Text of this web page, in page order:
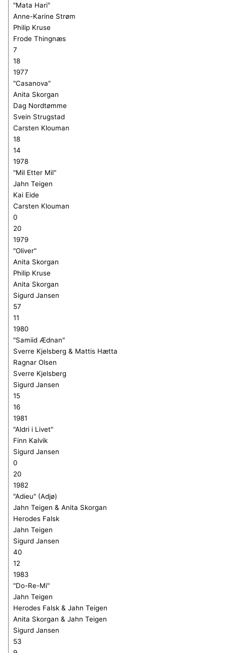
"Mata Hari"
Anne-Karine Strøm
Philip Kruse
Frode Thingnæs
7
18
1977
"Casanova"
Anita Skorgan
Dag Nordtømme
Svein Strugstad
Carsten Klouman
18
14
1978
"Mil Etter Mil"
Jahn Teigen
Kai Eide
Carsten Klouman
0
20
1979
"Oliver"
Anita Skorgan
Philip Kruse
Anita Skorgan
Sigurd Jansen
57
11
1980
"Samiid Ædnan"
Sverre Kjelsberg & Mattis Hætta
Ragnar Olsen
Sverre Kjelsberg
Sigurd Jansen
15
16
1981
"Aldri i Livet"
Finn Kalvik
Sigurd Jansen
0
20
1982
"Adieu" (Adjø)
Jahn Teigen & Anita Skorgan
Herodes Falsk
Jahn Teigen
Sigurd Jansen
40
12
1983
"Do-Re-Mi"
Jahn Teigen
Herodes Falsk & Jahn Teigen
Anita Skorgan & Jahn Teigen
Sigurd Jansen
53